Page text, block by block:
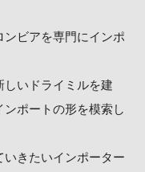
ビアを専門にインポ
いドライミルを建
ポートの形を模索し
きたいインポーター